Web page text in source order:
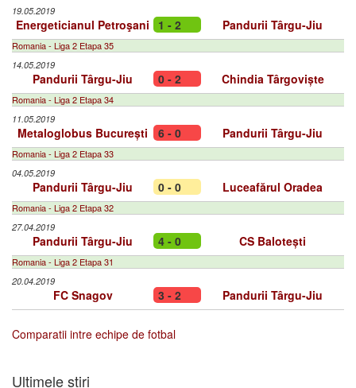
19.05.2019
Energeticianul Petroşani 1 - 2 Pandurii Târgu-Jiu
Romania - Liga 2 Etapa 35
14.05.2019
Pandurii Târgu-Jiu 0 - 2 Chindia Târgoviște
Romania - Liga 2 Etapa 34
11.05.2019
Metaloglobus București 6 - 0 Pandurii Târgu-Jiu
Romania - Liga 2 Etapa 33
04.05.2019
Pandurii Târgu-Jiu 0 - 0 Luceafărul Oradea
Romania - Liga 2 Etapa 32
27.04.2019
Pandurii Târgu-Jiu 4 - 0 CS Balotești
Romania - Liga 2 Etapa 31
20.04.2019
FC Snagov 3 - 2 Pandurii Târgu-Jiu
Comparatii intre echipe de fotbal
Ultimele stiri